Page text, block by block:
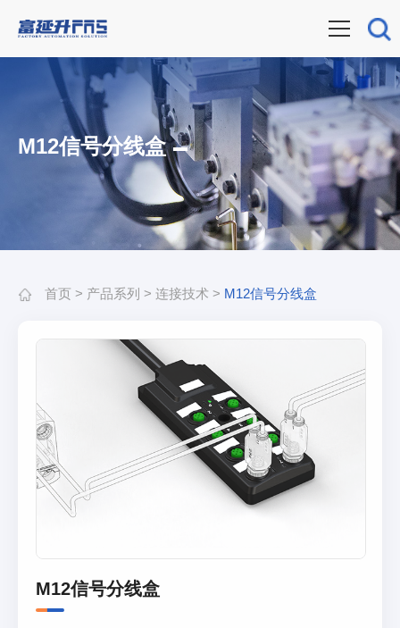
M12信号分线盒
首页 > 产品系列 > 连接技术 > M12信号分线盒
M12信号分线盒